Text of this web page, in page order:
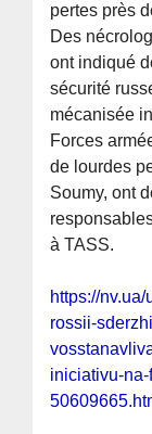
pertes près
Des
ont indiqué
sécurité
mécanisée
Forces
de lourdes
Soumy, ont
à TASS.
https://nv.ua/
rossii-
iniciativu-na-